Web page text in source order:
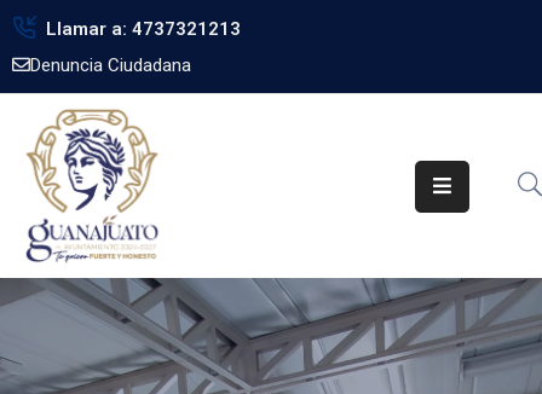
Llamar a: 4737321213
Denuncia Ciudadana
Inicio
Gobierno
Trámites
Noticias
Transparencia
Obra